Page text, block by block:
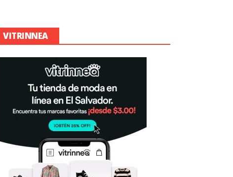
VITRINNEA